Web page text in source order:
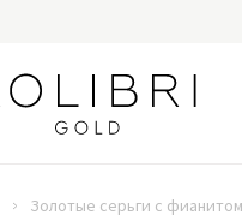
Золотые серьги с фианитом